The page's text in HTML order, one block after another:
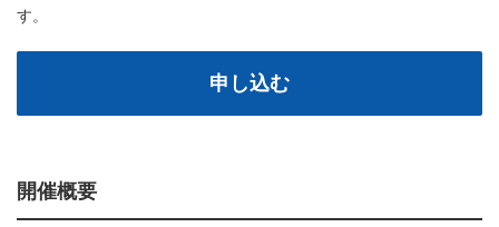
す。
申し込む
開催概要